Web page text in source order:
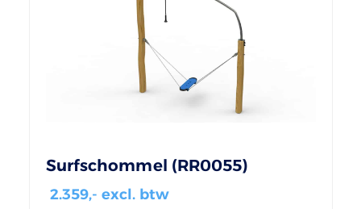
Surfschommel (RR0055)
2.359,- excl. btw